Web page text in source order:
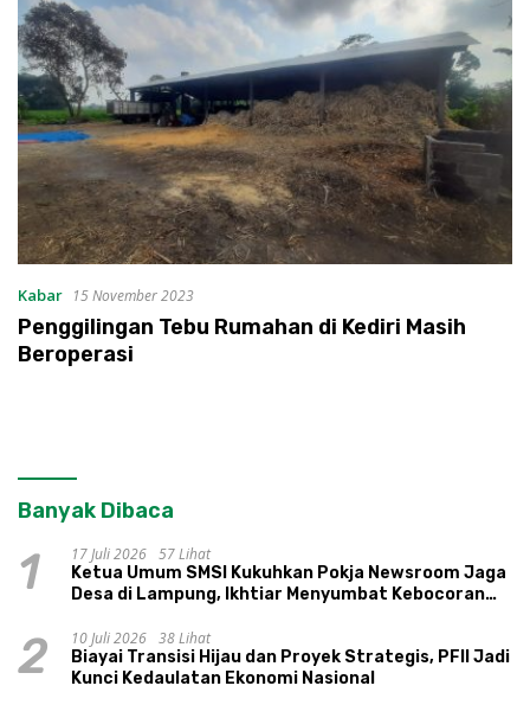
Kabar 15 November 2023
Penggilingan Tebu Rumahan di Kediri Masih
Beroperasi
Banyak Dibaca
1 17 Juli 2026 57 Lihat
Ketua Umum SMSI Kukuhkan Pokja Newsroom Jaga
Desa di Lampung, Ikhtiar Menyumbat Kebocoran
2 10 Juli 2026 38 Lihat
Biayai Transisi Hijau dan Proyek Strategis, PFII Jadi
Kunci Kedaulatan Ekonomi Nasional